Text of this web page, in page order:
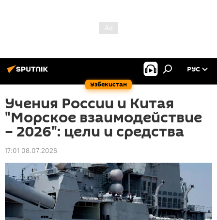
Узбекистан
РУС
Учения России и Китая
"Морское взаимодействие
– 2026": цели и средства
17:01 08.07.2026